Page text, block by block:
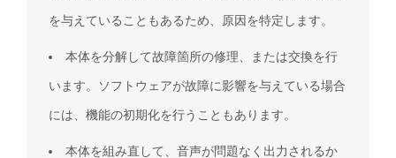
を与えていることもあるため、原因を特定します。
本体を分解して故障箇所の修理、または交換を行
います。ソフトウェアが故障に影響を与えている場合
には、機能の初期化を行うこともあります。
本体を組み直して、音声が問題なく出力されるか